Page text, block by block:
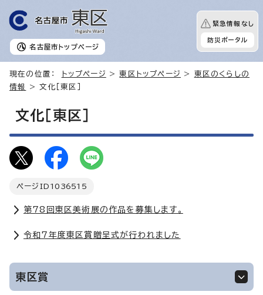
名古屋市 トップページ
緊急情報なし
防災ポータル
現在の位置： トップページ > 東区トップページ >
東区のくらしの
情報
> 文化［東区］
文化［東区］
ページID 1036515
第78回東区美術展の作品を募集します。
令和7年度東区賞贈呈式が行われました
東区賞